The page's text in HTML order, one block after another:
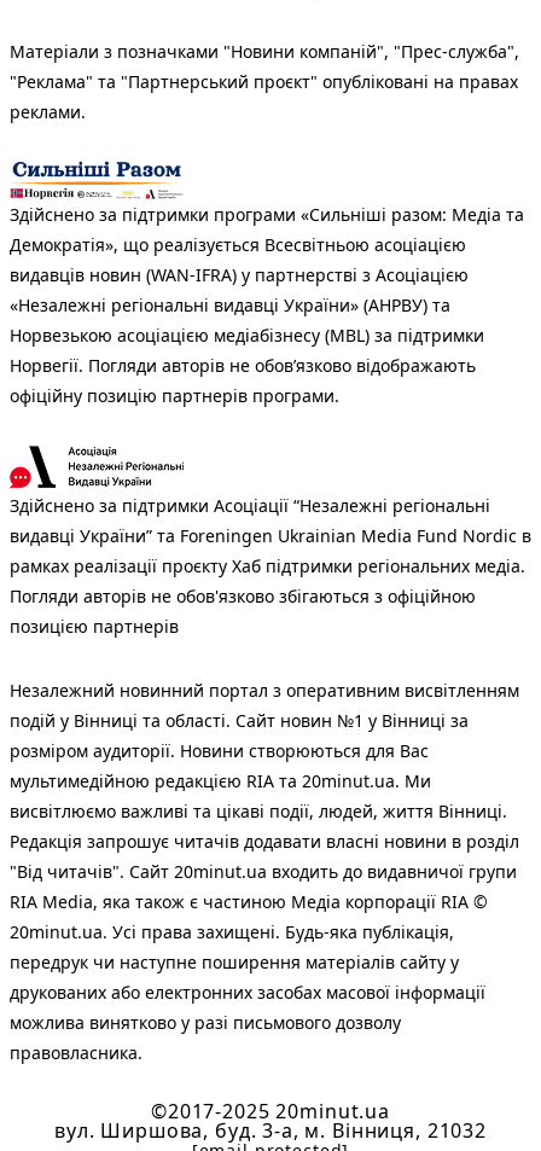
Матеріали з позначками "Новини компаній", "Прес-служба",
"Реклама" та "Партнерський проєкт" опубліковані на правах
реклами.
Здійснено за підтримки програми «Сильніші разом: Медіа та
Демократія», що реалізується Всесвітньою асоціацією
видавців новин (WAN-IFRA) у партнерстві з Асоціацією
«Незалежні регіональні видавці України» (АНРВУ) та
Норвезькою асоціацією медіабізнесу (MBL) за підтримки
Норвегії. Погляди авторів не обов’язково відображають
офіційну позицію партнерів програми.
Здійснено за підтримки Асоціації “Незалежні регіональні
видавці України” та Foreningen Ukrainian Media Fund Nordic в
рамках реалізації проєкту Хаб підтримки регіональних медіа.
Погляди авторів не обов'язково збігаються з офіційною
позицією партнерів
Незалежний новинний портал з оперативним висвітленням
подій у Вінниці та області. Сайт новин №1 у Вінниці за
розміром аудиторії. Новини створюються для Вас
мультимедійною редакцією RIA та 20minut.ua. Ми
висвітлюємо важливі та цікаві події, людей, життя Вінниці.
Редакція запрошує читачів додавати власні новини в розділ
"Від читачів". Сайт 20minut.ua входить до видавничої групи
RIA Media, яка також є частиною Медіа корпорації RIA ©
20minut.ua. Усі права захищені. Будь-яка публiкацiя,
передрук чи наступне поширення матеріалів сайту у
друкованих або електронних засобах масової інформації
можлива винятково у разі письмового дозволу
правовласника.
©2017-2025 20minut.ua
вул. Ширшова, буд. 3-а, м. Вінниця, 21032